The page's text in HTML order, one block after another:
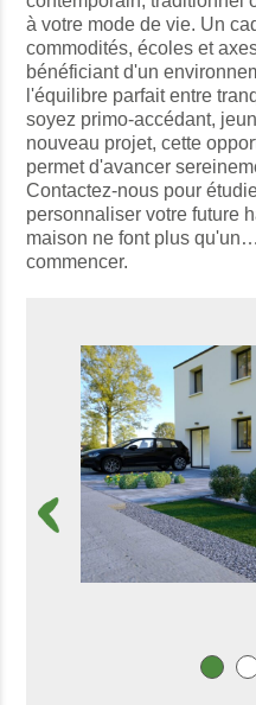
à votre mode de vie. Un
commodités, écoles et
bénéficiant d'un
l'équilibre parfait entre
soyez primo-accédant,
nouveau projet, cette
permet d'avancer
Contactez-nous pour
personnaliser votre future
maison ne font plus
commencer.